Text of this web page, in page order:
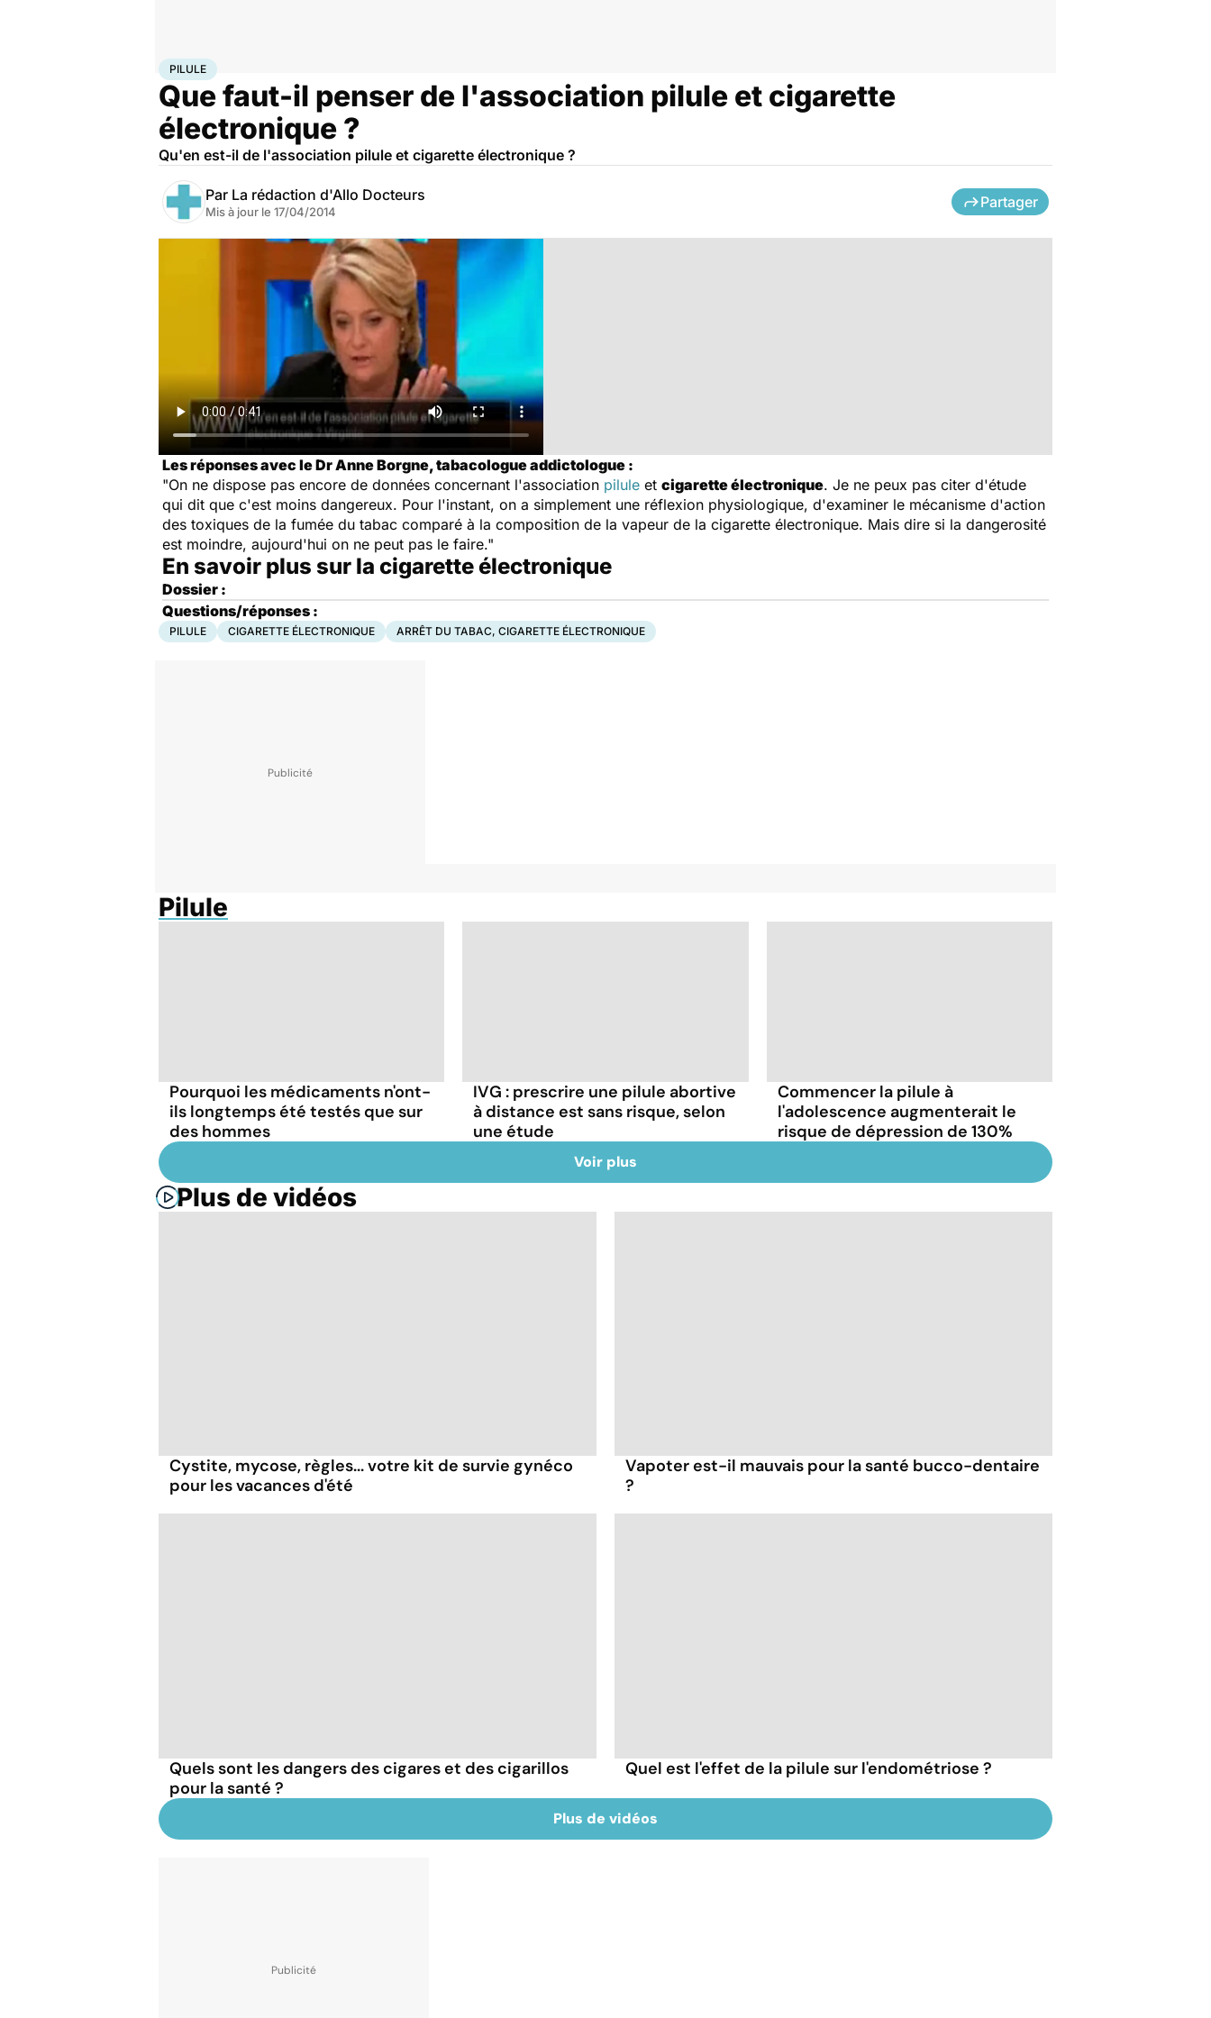
Accueil Santé
PILULE
Que faut-il penser de l'association pilule et cigarette
électronique ?
Qu'en est-il de l'association pilule et cigarette électronique ?
Par La rédaction d'Allo Docteurs
Mis à jour le 17/04/2014
Partager
Les réponses avec le Dr Anne Borgne, tabacologue addictologue :
"On ne dispose pas encore de données concernant l'association pilule et cigarette électronique. Je ne peux pas citer d'étude
qui dit que c'est moins dangereux. Pour l'instant, on a simplement une réflexion physiologique, d'examiner le mécanisme d'action
des toxiques de la fumée du tabac comparé à la composition de la vapeur de la cigarette électronique. Mais dire si la dangerosité
est moindre, aujourd'hui on ne peut pas le faire."
En savoir plus sur la cigarette électronique
Dossier :
Questions/réponses :
PILULE CIGARETTE ÉLECTRONIQUE ARRÊT DU TABAC, CIGARETTE ÉLECTRONIQUE
Pilule
Pourquoi les médicaments n'ont-
ils longtemps été testés que sur
des hommes
IVG : prescrire une pilule abortive
à distance est sans risque, selon
une étude
Commencer la pilule à
l'adolescence augmenterait le
risque de dépression de 130%
Voir plus
Plus de vidéos
Cystite, mycose, règles... votre kit de survie gynéco
pour les vacances d'été
Vapoter est-il mauvais pour la santé bucco-dentaire
?
Quels sont les dangers des cigares et des cigarillos
pour la santé ?
Quel est l'effet de la pilule sur l'endométriose ?
Plus de vidéos